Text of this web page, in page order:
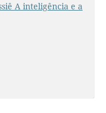
A inteligência e a